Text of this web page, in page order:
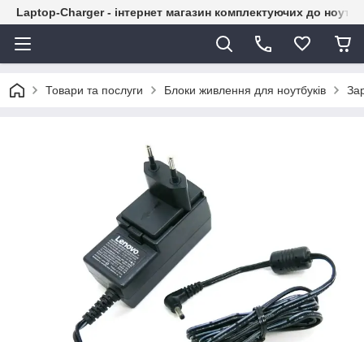
Laptop-Charger - інтернет магазин комплектуючих до
Товари та послуги Блоки живлення для ноутбуків